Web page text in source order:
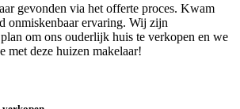
gevonden via het offerte proces. Kwam
onmiskenbaar ervaring. Wij zijn
om ons ouderlijk huis te verkopen en we
met deze huizen makelaar!